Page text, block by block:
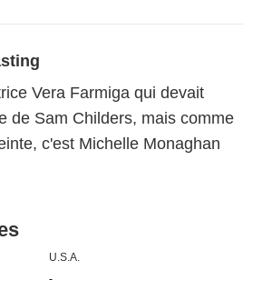
Vera Farmiga qui devait
de Sam Childers, mais comme
c'est Michelle Monaghan
U.S.A.
-